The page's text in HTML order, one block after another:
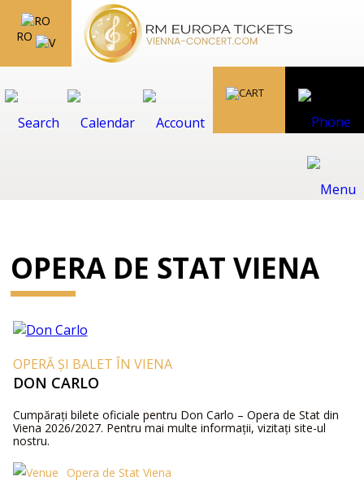
RO
OPERA DE STAT VIENA
OPERĂ ȘI BALET ÎN VIENA
DON CARLO
Cumpărați bilete oficiale pentru Don Carlo – Opera de Stat din
Viena 2026/2027. Pentru mai multe informații, vizitați site-ul
nostru.
Opera de Stat Viena